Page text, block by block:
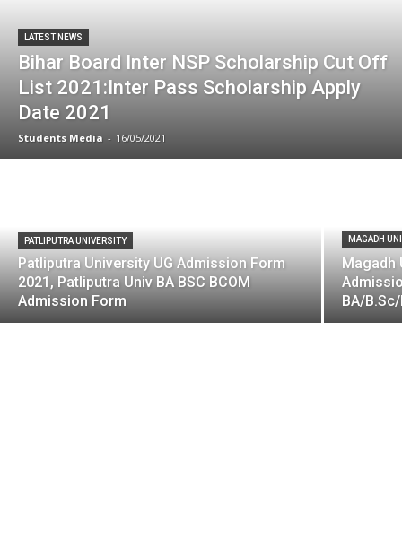
LATEST NEWS
Bihar Board Inter NSP Scholarship Cut Off
List 2021:Inter Pass Scholarship Apply
Date 2021
Students Media - 16/05/2021
PATLIPUTRA UNIVERSITY
Patliputra University UG Admission Form
2021, Patliputra Univ BA BSC BCOM
Admission Form
MAGADH
Magadh
BA/